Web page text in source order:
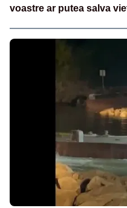
voastre ar putea salva